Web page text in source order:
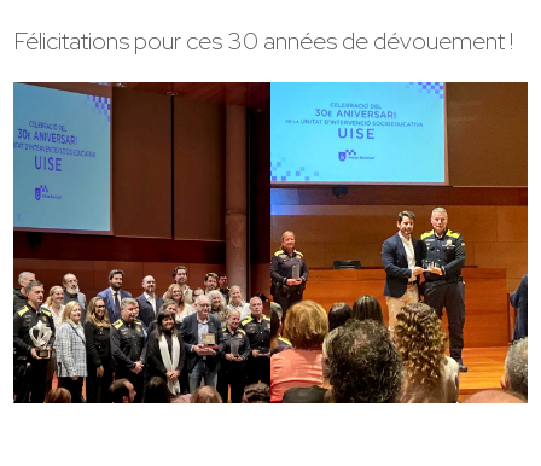
Félicitations pour ces 30 années de dévouement !